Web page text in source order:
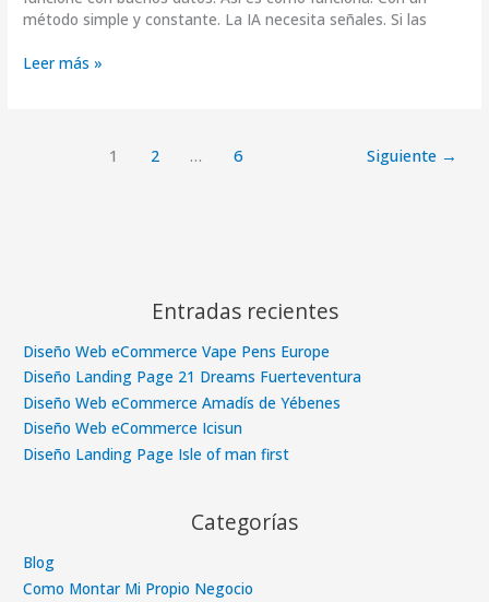
método simple y constante. La IA necesita señales. Si las
Leer más »
1 2 … 6 Siguiente →
Entradas recientes
Diseño Web eCommerce Vape Pens Europe
Diseño Landing Page 21 Dreams Fuerteventura
Diseño Web eCommerce Amadís de Yébenes
Diseño Web eCommerce Icisun
Diseño Landing Page Isle of man first
Categorías
Blog
Como Montar Mi Propio Negocio